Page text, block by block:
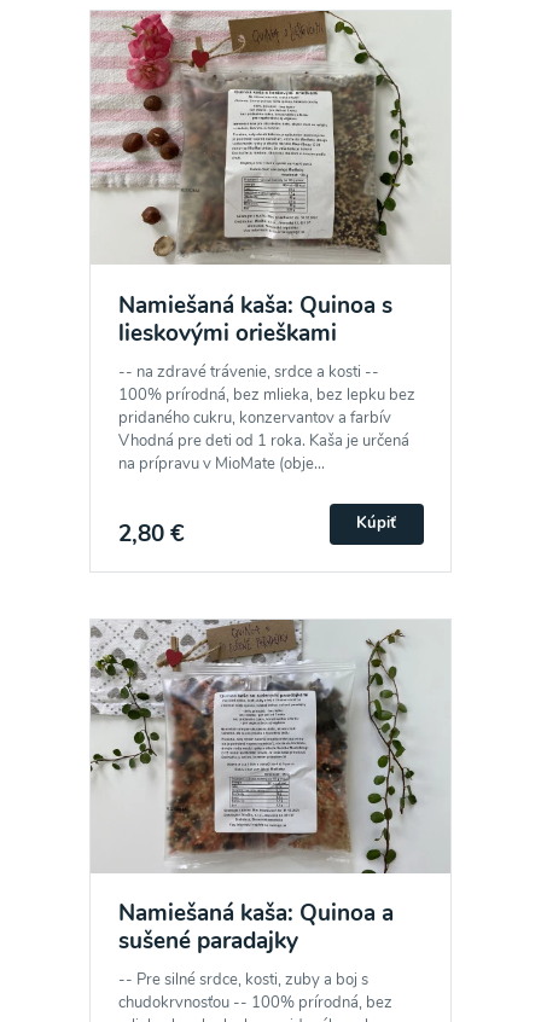
Namiešaná kaša: Quinoa s
lieskovými orieškami
-- na zdravé trávenie, srdce a kosti --
100% prírodná, bez mlieka, bez lepku bez
pridaného cukru, konzervantov a farbív
Vhodná pre deti od 1 roka. Kaša je určená
na prípravu v MioMate (obje...
2,80 € Kúpiť
Namiešaná kaša: Quinoa a
sušené paradajky
-- Pre silné srdce, kosti, zuby a boj s
chudokrvnosťou -- 100% prírodná, bez